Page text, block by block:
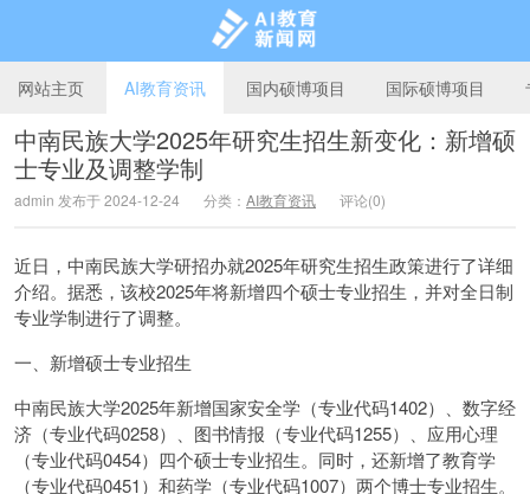
网站主页 AI教育资讯 国内硕博项目 国际硕博项目
中南民族大学2025年研究生招生新变化：新增硕
士专业及调整学制
admin 发布于 2024-12-24 分类： AI教育资讯 评论(0)
近日，中南民族大学研招办就2025年研究生招生政策进行了详细
介绍。据悉，该校2025年将新增四个硕士专业招生，并对全日制
专业学制进行了调整。
一、新增硕士专业招生
中南民族大学2025年新增国家安全学（专业代码1402）、数字经
济（专业代码0258）、图书情报（专业代码1255）、应用心理
（专业代码0454）四个硕士专业招生。同时，还新增了教育学
（专业代码0451）和药学（专业代码1007）两个博士专业招生。